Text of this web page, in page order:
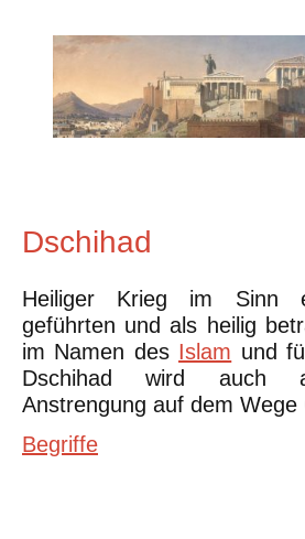
Dschihad
Heiliger Krieg im Sinn
geführten und als heilig
im Namen des Islam und
Dschihad wird auch
Anstrengung auf dem
Begriffe